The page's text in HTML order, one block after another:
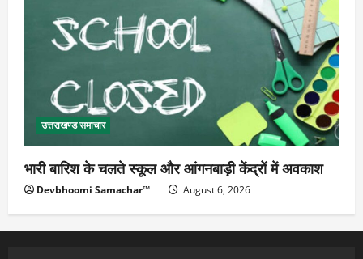
उत्तराखण्ड समाचार
भारी बारिश के चलते स्कूल और आंगनबाड़ी केंद्रों में अवकाश
Devbhoomi Samachar™ August 6, 2026